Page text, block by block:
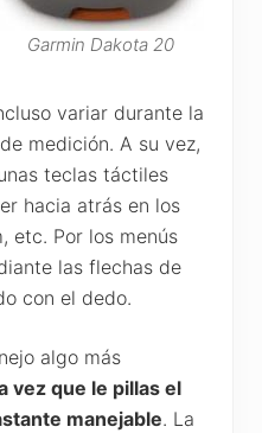
Garmin Dakota 20
variar durante la
medición. A su vez,
teclas táctiles
hacia atrás en los
etc. Por los menús
las flechas de
con el dedo.
algo más
vez que le pillas el
manejable. La